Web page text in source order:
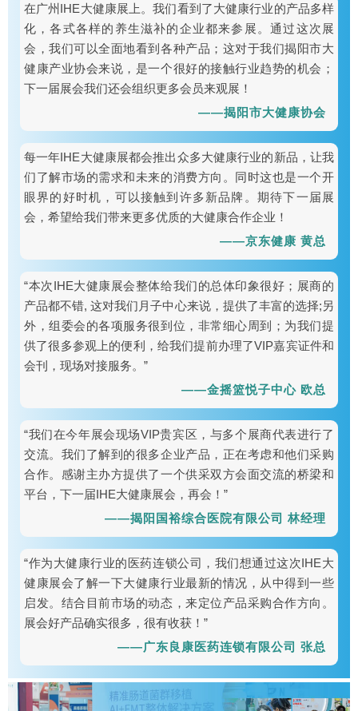
在广州IHE大健康展上。我们看到了大健康行业的产品多样
化，各式各样的养生滋补的企业都来参展。通过这次展
会，我们可以全面地看到各种产品；这对于我们揭阳市大
健康产业协会来说，是一个很好的接触行业趋势的机会；
下一届展会我们还会组织更多会员来观展！
——揭阳市大健康协会
每一年IHE大健康展都会推出众多大健康行业的新品，让我
们了解市场的需求和未来的消费方向。同时这也是一个开
眼界的好时机，可以接触到许多新品牌。期待下一届展
会，希望给我们带来更多优质的大健康合作企业！
——京东健康 黄总
“本次IHE大健康展会整体给我们的总体印象很好；展商的
产品都不错, 这对我们月子中心来说，提供了丰富的选择;另
外，组委会的各项服务很到位，非常细心周到；为我们提
供了很多参观上的便利，给我们提前办理了VIP嘉宾证件和
会刊，现场对接服务。”
——金摇篮悦子中心 欧总
“我们在今年展会现场VIP贵宾区，与多个展商代表进行了
交流。我们了解到的很多企业产品，正在考虑和他们采购
合作。感谢主办方提供了一个供采双方会面交流的桥梁和
平台，下一届IHE大健康展会，再会！”
——揭阳国裕综合医院有限公司 林经理
“作为大健康行业的医药连锁公司，我们想通过这次IHE大
健康展会了解一下大健康行业最新的情况，从中得到一些
启发。结合目前市场的动态，来定位产品采购合作方向。
展会好产品确实很多，很有收获！”
——广东良康医药连锁有限公司 张总